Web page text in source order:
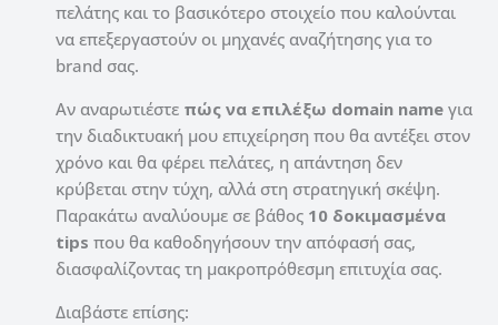
πελάτης και το βασικότερο στοιχείο που καλούνται
να επεξεργαστούν οι μηχανές αναζήτησης για το
brand σας.
Αν αναρωτιέστε πώς να επιλέξω domain name για
την διαδικτυακή μου επιχείρηση που θα αντέξει στον
χρόνο και θα φέρει πελάτες, η απάντηση δεν
κρύβεται στην τύχη, αλλά στη στρατηγική σκέψη.
Παρακάτω αναλύουμε σε βάθος 10 δοκιμασμένα
tips που θα καθοδηγήσουν την απόφασή σας,
διασφαλίζοντας τη μακροπρόθεσμη επιτυχία σας.
Διαβάστε επίσης: